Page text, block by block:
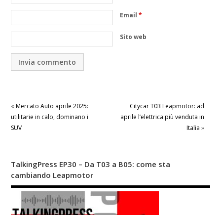
Email *
Sito web
« Mercato Auto aprile 2025:
utilitarie in calo, dominano i
SUV
Citycar T03 Leapmotor: ad
aprile l’elettrica più venduta in
Italia »
TalkingPress EP30 – Da T03 a B05: come sta
cambiando Leapmotor